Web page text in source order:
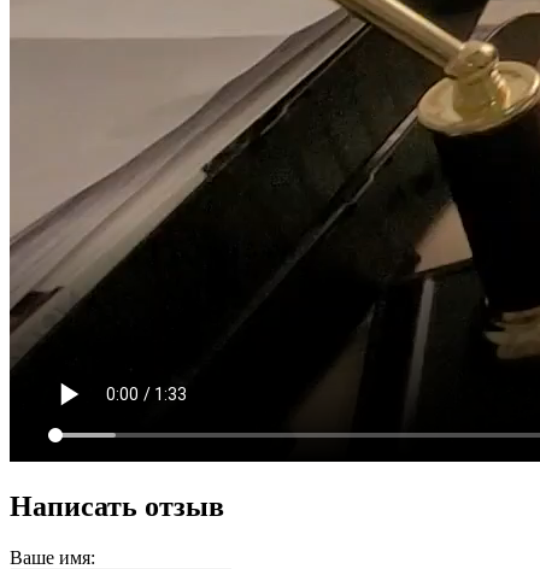
Написать отзыв
Ваше имя: